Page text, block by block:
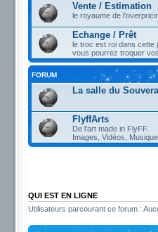
Vente / Estimation
le royaume de
Echange / Prêt
le troc est roi dans cette
vous pourrez troquer
FORUM
La salle du
FlyffArts
De l'art made in FlyFF.
Images, Vidéos,
QUI EST EN LIGNE
Utilisateurs parcourant ce forum :